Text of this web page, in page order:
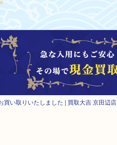
買い取りいたしました | 買取大吉 京田辺店